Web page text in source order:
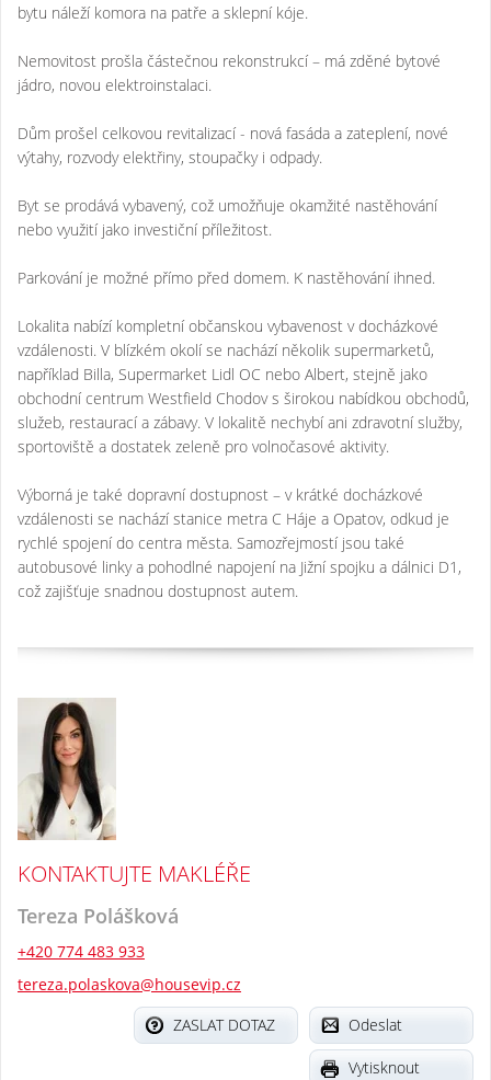
bytu náleží komora na patře a sklepní kóje.
Nemovitost prošla částečnou rekonstrukcí – má zděné bytové
jádro, novou elektroinstalaci.
Dům prošel celkovou revitalizací - nová fasáda a zateplení, nové
výtahy, rozvody elektřiny, stoupačky i odpady.
Byt se prodává vybavený, což umožňuje okamžité nastěhování
nebo využití jako investiční příležitost.
Parkování je možné přímo před domem. K nastěhování ihned.
Lokalita nabízí kompletní občanskou vybavenost v docházkové
vzdálenosti. V blízkém okolí se nachází několik supermarketů,
například Billa, Supermarket Lidl OC nebo Albert, stejně jako
obchodní centrum Westfield Chodov s širokou nabídkou obchodů,
služeb, restaurací a zábavy. V lokalitě nechybí ani zdravotní služby,
sportoviště a dostatek zeleně pro volnočasové aktivity.
Výborná je také dopravní dostupnost – v krátké docházkové
vzdálenosti se nachází stanice metra C Háje a Opatov, odkud je
rychlé spojení do centra města. Samozřejmostí jsou také
autobusové linky a pohodlné napojení na Jižní spojku a dálnici D1,
což zajišťuje snadnou dostupnost autem.
KONTAKTUJTE MAKLÉŘE
Tereza Polášková
+420 774 483 933
tereza.polaskova@housevip.cz
Odeslat
ZASLAT DOTAZ
Vytisknout